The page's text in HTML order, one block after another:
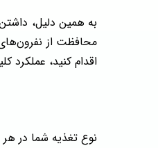
به همین دلیل،
محافظت از
اقدام کنید، عملکرد
نوع تغذیه شما در